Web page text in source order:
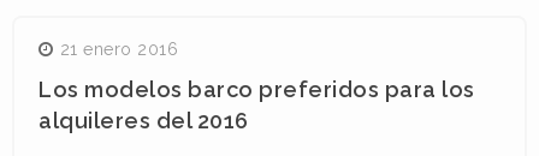
21 enero 2016
Los modelos barco preferidos para los
alquileres del 2016